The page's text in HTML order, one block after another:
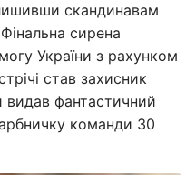
скандинавам
сирена
України з рахунком
став захисник
фантастичний
команди 30